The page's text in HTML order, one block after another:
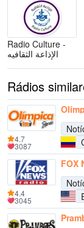
Radio Culture -
الإذاعة الثقافيه
Rádios
4.7
3087
FOX
4.4
3045